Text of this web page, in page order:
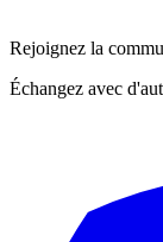
Rejoignez la
Échangez avec